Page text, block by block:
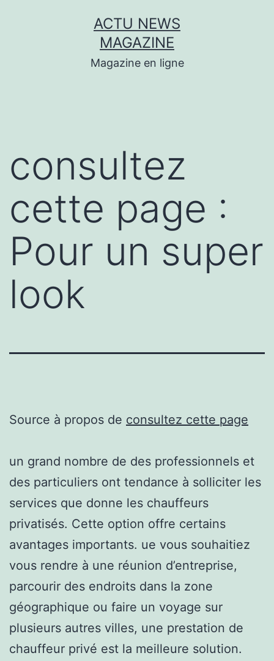
ACTU NEWS
MAGAZINE
Magazine en ligne
consultez
cette page :
Pour un super
look
Source à propos de consultez cette page
un grand nombre de des professionnels et
des particuliers ont tendance à solliciter les
services que donne les chauffeurs
privatisés. Cette option offre certains
avantages importants. ue vous souhaitiez
vous rendre à une réunion d’entreprise,
parcourir des endroits dans la zone
géographique ou faire un voyage sur
plusieurs autres villes, une prestation de
chauffeur privé est la meilleure solution.